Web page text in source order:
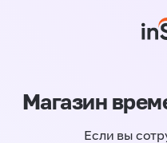
Магазин
Если вы